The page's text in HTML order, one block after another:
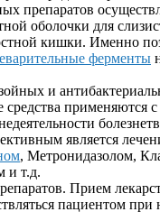
препаратов
оболочки для
кишки. Именно
ферменты
и
средства применяются
является
, Метронидазолом,
и т.д.
Прием
пациентом при